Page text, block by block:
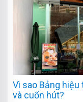
Vì sao Bảng
và cuốn hút?